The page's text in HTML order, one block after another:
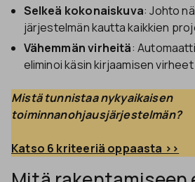
Selkeä kokonaiskuva: Johto
järjestelmän kautta kaikkien
Vähemmän virheitä:
eliminoi käsin kirjaamisen virheet
Mistä tunnistaa nykyaikaisen
toiminnanohjausjärjestelmän?
Katso 6 kriteeriä oppaasta >>